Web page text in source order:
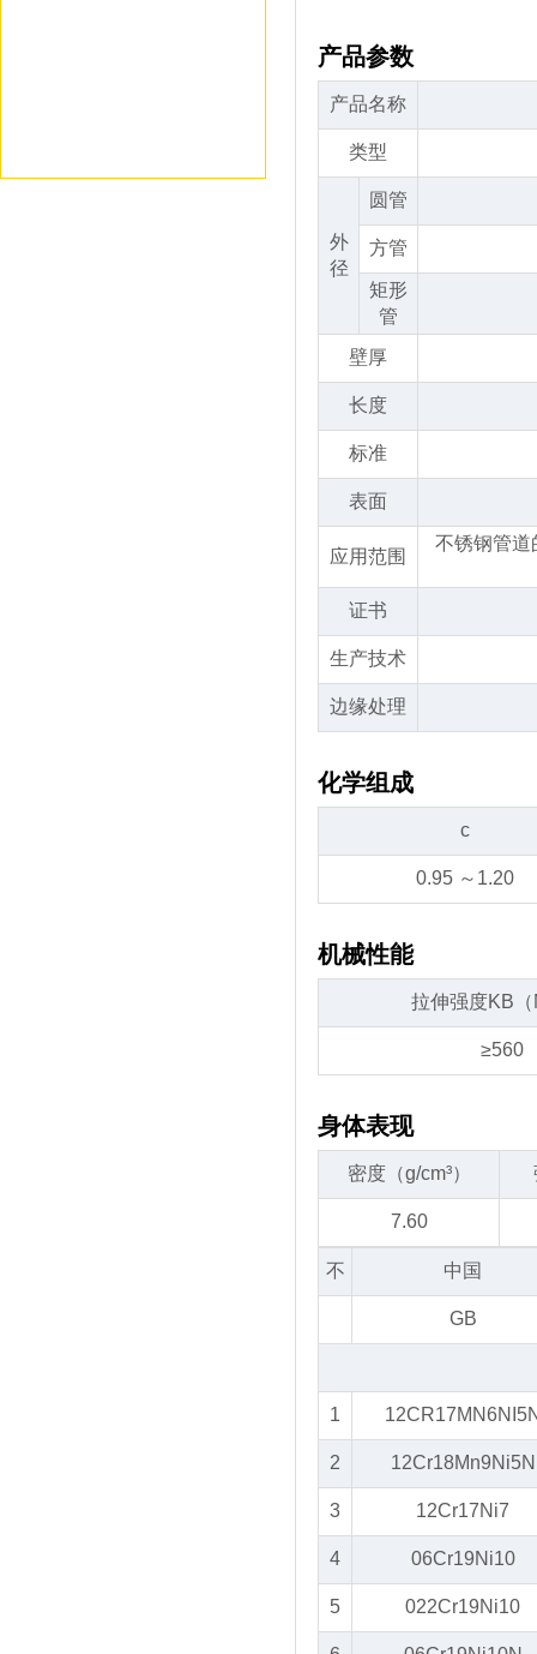
产品参数
产品名称
类型
外
径
圆管
方管
矩形
管
壁厚
长度
标准
表面
应用范围
不锈钢管道
证书
生产技术
边缘处理
化学组成
c
0.95 ～1.20
机械性能
拉伸强度KB（
≥560
身体表现
密度（g/cm³）
7.60
不 中国
GB
1
2 12Cr18Mn9Ni5N
3 12Cr17Ni7
4 06Cr19Ni10
5 022Cr19Ni10